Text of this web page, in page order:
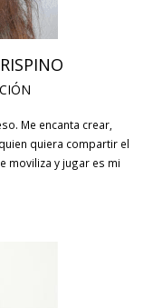
Me encanta crear,
quiera compartir el
moviliza y jugar es mi